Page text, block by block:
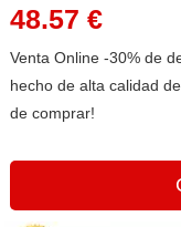
48.57 €
Venta Online -30% de
hecho de alta calidad
de comprar!